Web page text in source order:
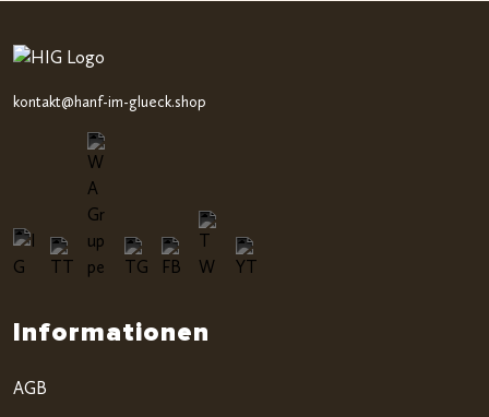
kontakt@hanf-im-glueck.shop
Informationen
AGB